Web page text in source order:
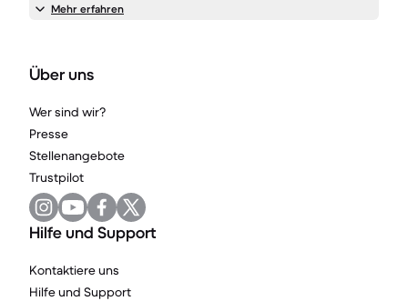
Mehr erfahren
Über uns
Wer sind wir?
Presse
Stellenangebote
Trustpilot
Hilfe und Support
Kontaktiere uns
Hilfe und Support